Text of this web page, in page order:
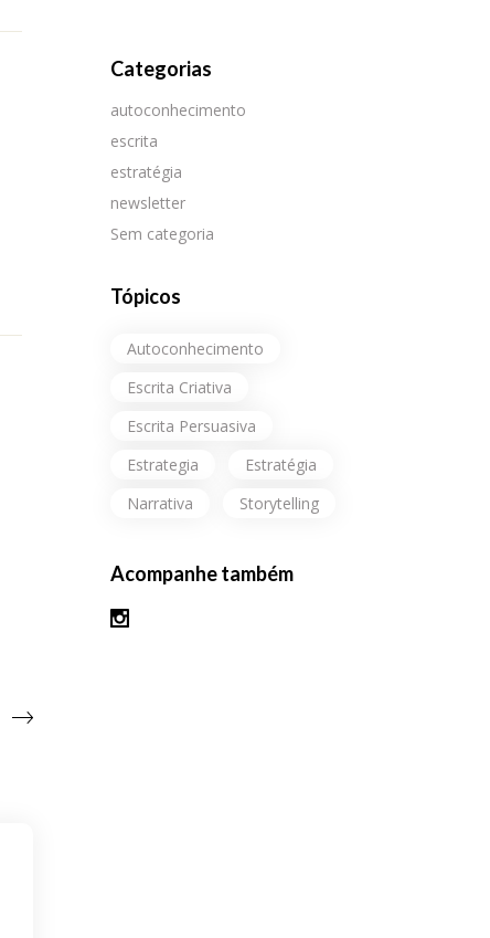
Categorias
autoconhecimento
escrita
estratégia
newsletter
Sem categoria
Tópicos
Autoconhecimento
Escrita Criativa
Escrita Persuasiva
Estrategia
Estratégia
Narrativa
Storytelling
Acompanhe também